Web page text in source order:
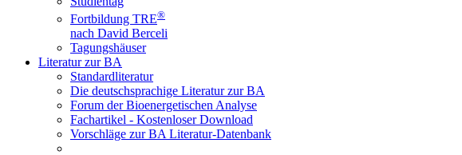
Fortbildung TRE®
nach David Berceli
Tagungshäuser
Literatur zur BA
Standardliteratur
Die deutschsprachige Literatur zur BA
Forum der Bioenergetischen Analyse
Fachartikel - Kostenloser Download
Vorschläge zur BA Literatur-Datenbank